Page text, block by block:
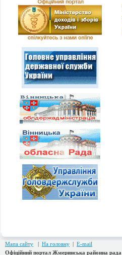
Мапа сайту | На головну | E-mail
Офіційний портал Жмеринська районна рада